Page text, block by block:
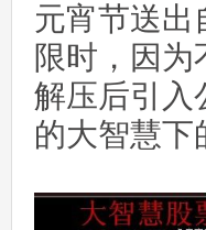
元宵节送出
限时，因为
解压后引入
的大智慧下